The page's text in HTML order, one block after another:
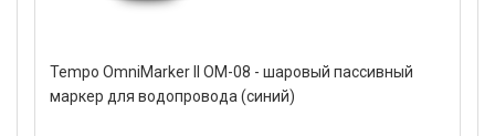
Tempo OmniMarker II OM-08 - шаровый пассивный
маркер для водопровода (синий)